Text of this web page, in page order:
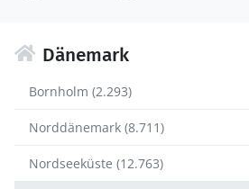
Dänemark
Bornholm (2.293)
Norddänemark (8.711)
Nordseeküste (12.763)